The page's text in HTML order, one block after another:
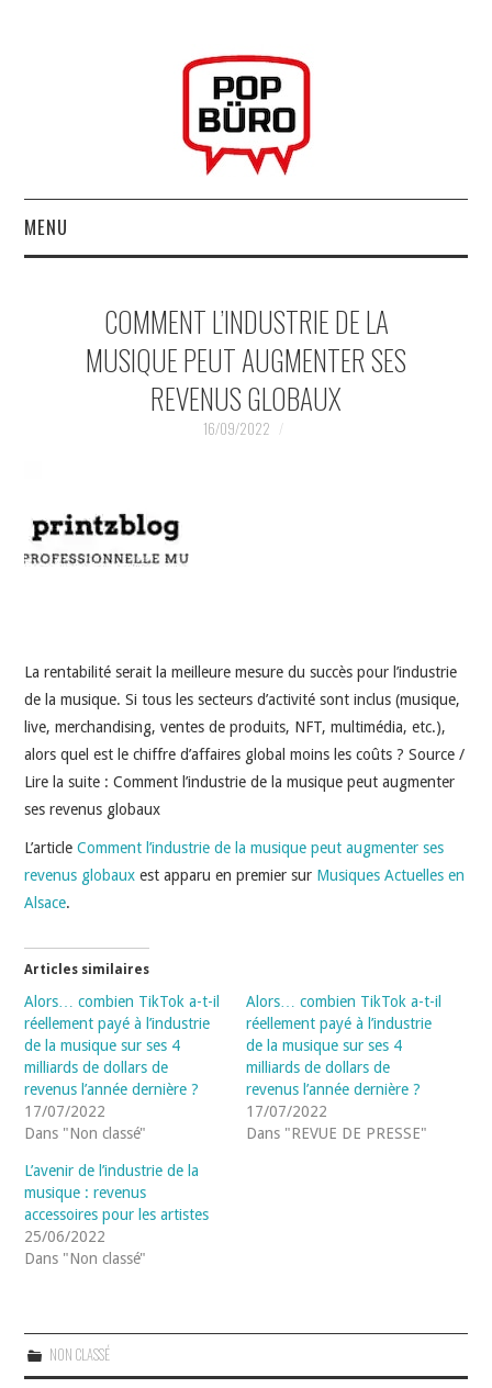
MENU
MUSIQUESACTUELLES.NET
GABBA GABBA HEY !
DOKO
COMMENT L’INDUSTRIE DE LA
MUSIQUE PEUT AUGMENTER SES
REVENUS GLOBAUX
16/09/2022
La rentabilité serait la meilleure mesure du succès pour l’industrie
de la musique. Si tous les secteurs d’activité sont inclus (musique,
live, merchandising, ventes de produits, NFT, multimédia, etc.),
alors quel est le chiffre d’affaires global moins les coûts ? Source /
Lire la suite : Comment l’industrie de la musique peut augmenter
ses revenus globaux
L’articleComment l’industrie de la musique peut augmenter ses
revenus globaux est apparu en premier sur Musiques Actuelles en
Alsace.
Articles similaires
Alors… combien TikTok a-t-il
réellement payé à l’industrie
de la musique sur ses 4
milliards de dollars de
revenus l’année dernière ?
17/07/2022
Dans "Non classé"
Alors… combien TikTok a-t-il
réellement payé à l’industrie
de la musique sur ses 4
milliards de dollars de
revenus l’année dernière ?
17/07/2022
Dans "REVUE DE PRESSE"
L’avenir de l’industrie de la
musique : revenus
accessoires pour les artistes
25/06/2022
Dans "Non classé"
NON CLASSÉ